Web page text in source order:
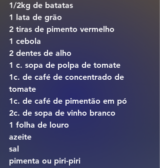
1/2kg de batatas
1 lata de grão
2 tiras de pimento vermelho
1 cebola
2 dentes de alho
1 c. sopa de polpa de tomate
1c. de café de concentrado de
tomate
1c. de café de pimentão em pó
2c. de sopa de vinho branco
1 folha de louro
azeite
sal
pimenta ou piri-piri